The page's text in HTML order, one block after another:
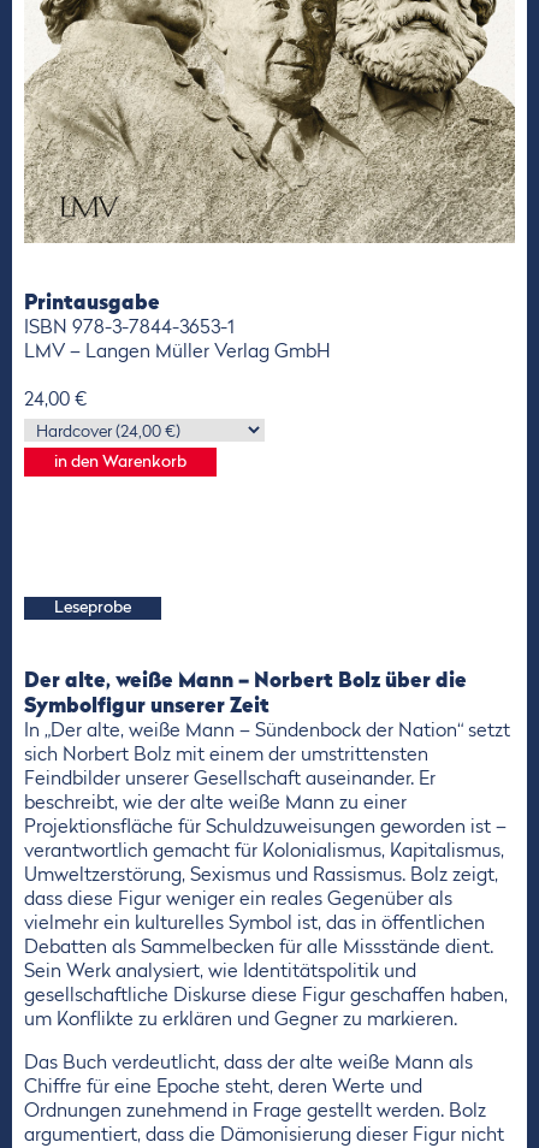
Printausgabe
ISBN 978-3-7844-3653-1
LMV – Langen Müller Verlag GmbH
24,00 €
Leseprobe
Der alte, weiße Mann – Norbert Bolz über die
Symbolfigur unserer Zeit
In „Der alte, weiße Mann – Sündenbock der Nation“ setzt
sich Norbert Bolz mit einem der umstrittensten
Feindbilder unserer Gesellschaft auseinander. Er
beschreibt, wie der alte weiße Mann zu einer
Projektionsfläche für Schuldzuweisungen geworden ist –
verantwortlich gemacht für Kolonialismus, Kapitalismus,
Umweltzerstörung, Sexismus und Rassismus. Bolz zeigt,
dass diese Figur weniger ein reales Gegenüber als
vielmehr ein kulturelles Symbol ist, das in öffentlichen
Debatten als Sammelbecken für alle Missstände dient.
Sein Werk analysiert, wie Identitätspolitik und
gesellschaftliche Diskurse diese Figur geschaffen haben,
um Konflikte zu erklären und Gegner zu markieren.
Das Buch verdeutlicht, dass der alte weiße Mann als
Chiffre für eine Epoche steht, deren Werte und
Ordnungen zunehmend in Frage gestellt werden. Bolz
argumentiert, dass die Dämonisierung dieser Figur nicht